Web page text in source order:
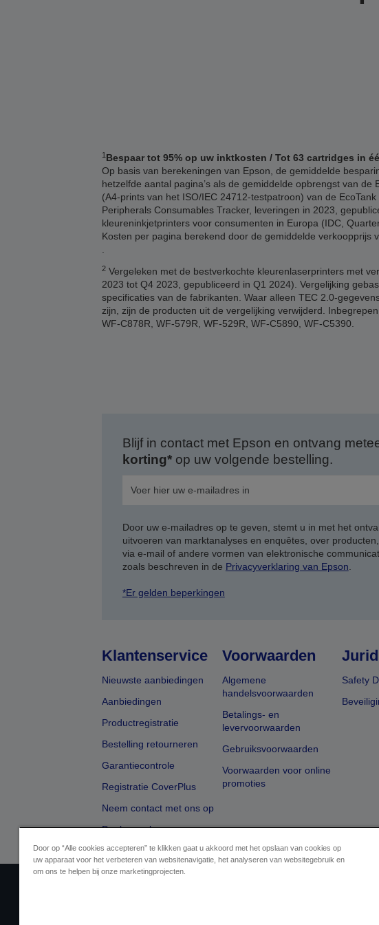
1Bespaar tot 95% op uw inktkosten / Tot 63 cartridges in
Op basis van berekeningen van Epson, de gemiddelde
hetzelfde aantal pagina’s als de gemiddelde opbrengst van de
(A4-prints van het ISO/IEC 24712-testpatroon) van de EcoTank
Peripherals Consumables Tracker, leveringen in 2023,
kleureninkjetprinters voor consumenten in Europa (IDC,
Kosten per pagina berekend door de gemiddelde verkoopprijs
2Vergeleken met de bestverkochte kleurenlaserprinters met
2023 tot Q4 2023, gepubliceerd in Q1 2024). Vergelijking
specificaties van de fabrikanten. Waar alleen TEC 2.0-
zijn, zijn de producten uit de vergelijking verwijderd.
WF-C878R, WF-579R, WF-529R, WF-C5890, WF-C5390.
Blijf in contact met Epson en ontvang
korting*op uw volgende bestelling.
Door uw e-mailadres op te geven, stemt u in met het
uitvoeren van marktanalyses en enquêtes, over
via e-mail of andere vormen van elektronische
zoals beschreven in de Privacyverklaring van Epson
*Er gelden beperkingen
Klantenservice
Nieuwste aanbiedingen
Aanbiedingen
Productregistratie
Bestelling retourneren
Garantiecontrole
Registratie CoverPlus
Neem contact met ons op
Dealer zoeken
Voorwaarden
Algemene
handelsvoorwaarden
Betalings- en
levervoorwaarden
Gebruiksvoorwaarden
Voorwaarden voor online
promoties
Safety
Door op “Alle cookies accepteren” te klikken gaat u akkoord met het opslaan van cookies op
uw apparaat voor het verbeteren van websitenavigatie, het analyseren van websitegebruik en
om ons te helpen bij onze marketingprojecten.